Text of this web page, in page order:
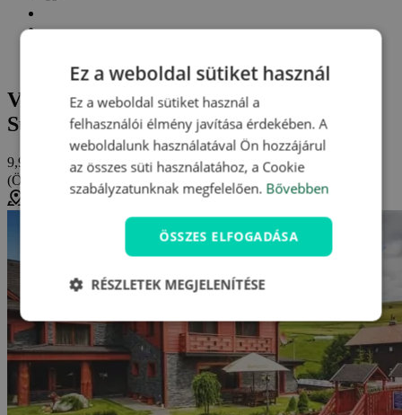
Vélemények és értékelések: Winter & Summer Resort ***
Vélemények és értékelések: Winter &
Summer Resort *** (Tátra)
9,9/10
(Összesen
9 értékelés
nagyon jó
Ždiar, Szlovákia (
Térkép megjelenítése
Ez a weboldal sütiket használ
Ez a weboldal sütiket használ a
felhasználói élmény javítása érdekében. A
weboldalunk használatával Ön hozzájárul
az összes süti használatához, a Cookie
szabályzatunknak megfelelően. Bővebben
ÖSSZES ELFOGADÁSA
RÉSZLETEK MEGJELENÍTÉSE